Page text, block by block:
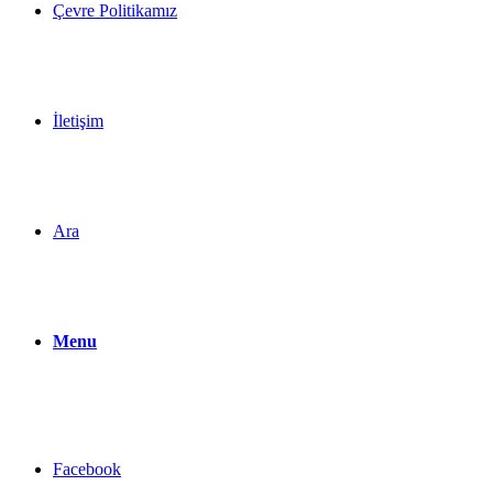
Çevre Politikamız
İletişim
Ara
Menu
Facebook